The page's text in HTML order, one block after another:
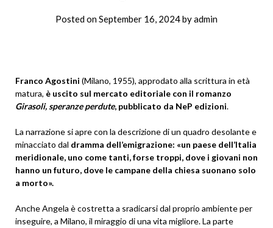
Posted onSeptember 16, 2024byadmin
Franco Agostini (Milano, 1955), approdato alla scrittura in età
matura, è uscito sul mercato editoriale con il romanzo
Girasoli, speranze perdute, pubblicato da NeP edizioni.
La narrazione si apre con la descrizione di un quadro desolante e
minacciato dal dramma dell’emigrazione: «un paese dell’Italia
meridionale, uno come tanti, forse troppi, dove i giovani non
hanno un futuro, dove le campane della chiesa suonano solo
a morto».
Anche Angela è costretta a sradicarsi dal proprio ambiente per
inseguire, a Milano, il miraggio di una vita migliore. La parte